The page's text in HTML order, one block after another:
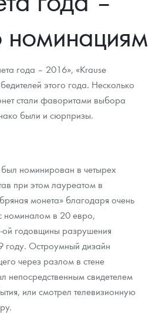
глубин"
монет
металлов
из драгметаллов
персональных данных
золота, серебра, платины на
года – 2016», «Krause
этого года. Несколько
стали фаворитами выбора
были и сюрпризы.
номинирован в четырех
при этом лауреатом в
монета» благодаря очень
номиналом в 20 евро,
годовщины разрушения
году. Остроумный дизайн
через разлом в стене
непосредственным свидетелем
или смотрел телевизионную